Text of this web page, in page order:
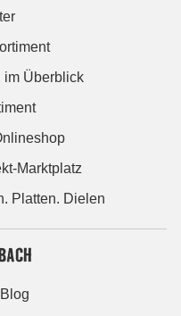
im Überblick
Marktplatz
Platten. Dielen